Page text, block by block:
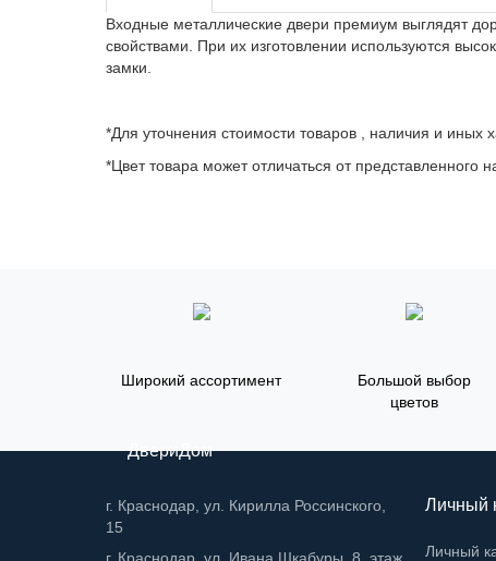
Входные металлические двери премиум выглядят
свойствами. При их изготовлении используются
замки.
*Для уточнения стоимости товаров , наличия и иных
*Цвет товара может отличаться от представленного
Широкий ассортимент
Большой выбор
цветов
ДвериДом
г. Краснодар, ул. Кирилла Россинского,
15
Личный
Личный